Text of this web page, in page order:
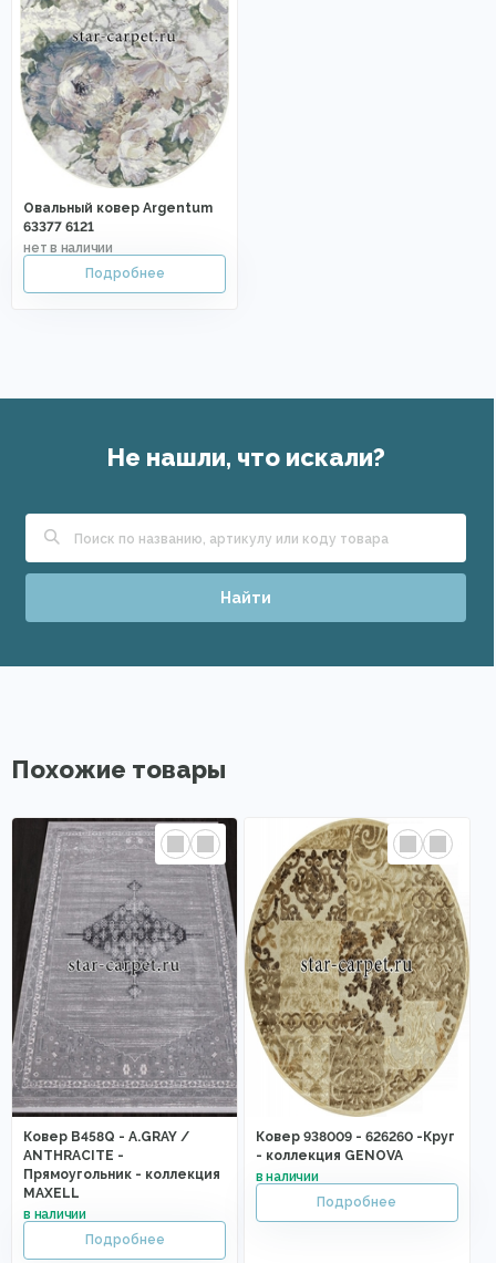
Овальный ковер Argentum
63377 6121
Не нашли, что искали?
Найти
Похожие товары
Ковер B458Q - A.GRAY /
ANTHRACITE -
Прямоугольник - коллекция
MAXELL
Ковер 938009 - 626260 -Круг
- коллекция GENOVA